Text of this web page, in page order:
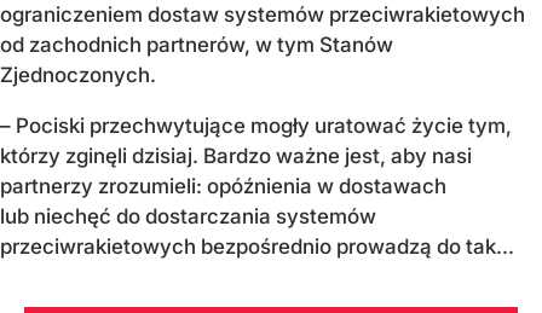
ograniczeniem dostaw systemów przeciwrakietowych
od zachodnich partnerów, w tym Stanów
Zjednoczonych.
– Pociski przechwytujące mogły uratować życie tym,
którzy zginęli dzisiaj. Bardzo ważne jest, aby nasi
partnerzy zrozumieli: opóźnienia w dostawach
lub niechęć do dostarczania systemów
przeciwrakietowych bezpośrednio prowadzą do tak...